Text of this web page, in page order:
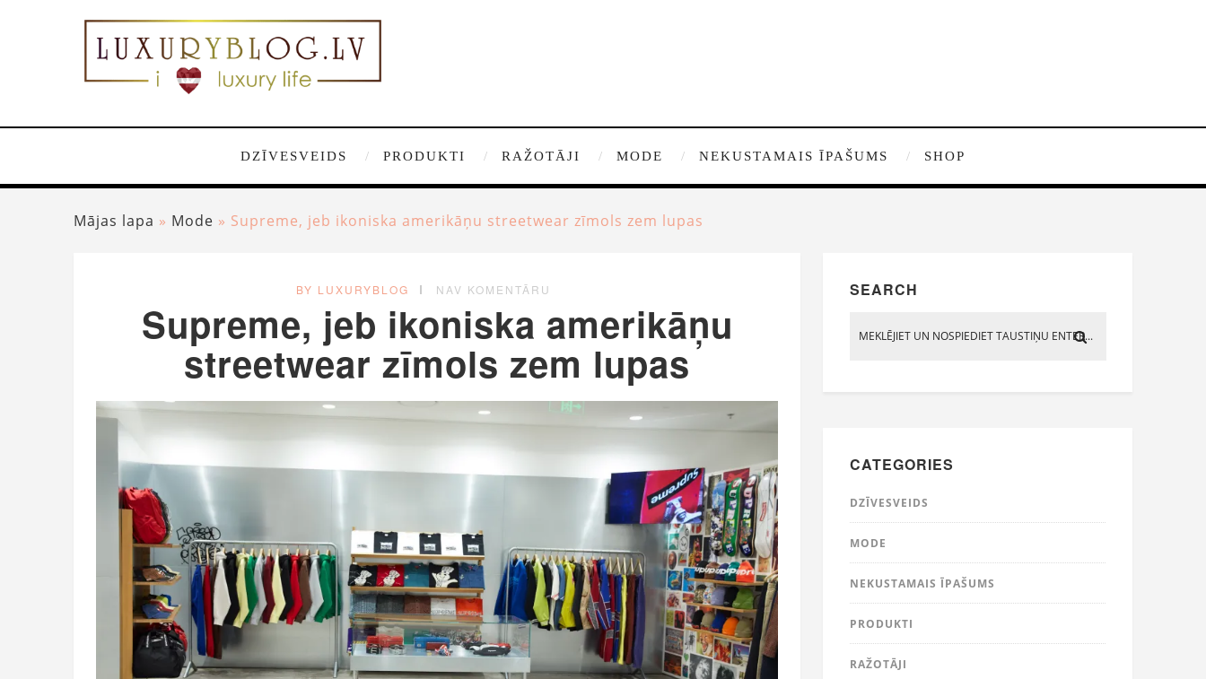
DZĪVESVEIDS PRODUKTI RAŽOTĀJI MODE NEKUSTAMAIS ĪPAŠUMS SHOP
Mājas lapa » Mode » Supreme, jeb ikoniska amerikāņu streetwear zīmols zem lupas
BY LUXURYBLOG NAV KOMENTĀRU
Supreme, jeb ikoniska amerikāņu
streetwear zīmols zem lupas
SEARCH
CATEGORIES
DZĪVESVEIDS
MODE
NEKUSTAMAIS ĪPAŠUMS
PRODUKTI
RAŽOTĀJI